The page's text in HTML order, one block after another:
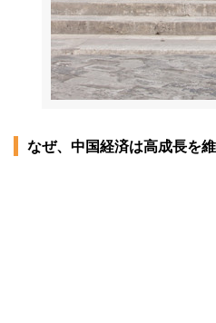
なぜ、中国経済は高成長を